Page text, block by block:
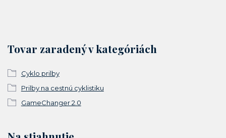
Tovar zaradený v kategóriách
Cyklo prilby
Prilby na cestnú cyklistiku
GameChanger 2.0